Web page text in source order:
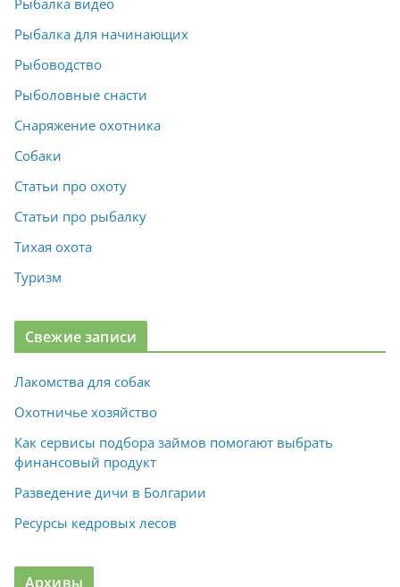
Рыбалка для начинающих
Рыбоводство
Рыболовные снасти
Снаряжение охотника
Собаки
Статьи про охоту
Статьи про рыбалку
Тихая охота
Туризм
Свежие записи
Лакомства для собак
Охотничье хозяйство
Как сервисы подбора займов помогают выбрать
финансовый продукт
Разведение дичи в Болгарии
Ресурсы кедровых лесов
Архивы